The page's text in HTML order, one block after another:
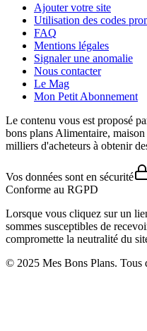
Ajouter votre site
Utilisation des codes
FAQ
Mentions légales
Signaler une anomalie
Nous contacter
Le Mag
Mon Petit Abonnement
Le contenu vous est proposé
bons plans Alimentaire,
milliers d'acheteurs à obtenir
Vos données sont en sécurité
Conforme au RGPD
Lorsque vous cliquez sur un
sommes susceptibles de
compromette la neutralité du
© 2025 Mes Bons Plans. Tous